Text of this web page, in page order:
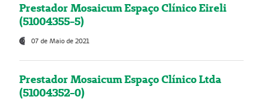
Prestador Mosaicum Espaço Clínico Eireli
(51004355-5)
07 de Maio de 2021
Prestador Mosaicum Espaço Clínico Ltda
(51004352-0)